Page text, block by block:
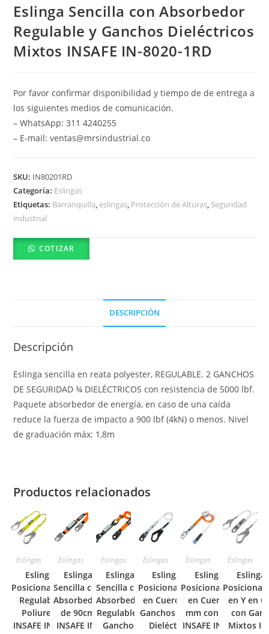
Eslinga Sencilla con Absorbedor
Regulable y Ganchos Dieléctricos
Mixtos INSAFE IN-8020-1RD
Por favor confirmar disponibilidad y tiempo de de entrega a
los siguientes medios de comunicación.
– WhatsApp: 311 4240255
– E-mail: ventas@mrsindustrial.co
SKU: IN80201RD
Categoría: Eslingas
Etiquetas: Barranquilla, eslingas, Protección de Alturas, Seguridad
industrial
COTIZAR
DESCRIPCIÓN
Descripción
Eslinga sencilla en reata polyester, REGULABLE. 2 GANCHOS
DE SEGURIDAD ¾ DIELÉCTRICOS con resistencia de 5000 lbf.
Paquete absorbedor de energía, en caso de una caída
reduce la fuerza de impacto a 900 lbf (4kN) o menos. Nivel
de graduación máx: 1,8m
Productos relacionados
Eslingas
Eslinga de
Posicionamiento
Regulable en
Poliuretano
INSAFE IN-8041-
Eslingas
Eslinga
Sencilla con
Absorbedor
de 90cm
INSAFE IN-
Eslingas
Eslinga
Sencilla con
Absorbedor
Regulable y
Ganchos
Eslingas
Eslinga de
Posicionamiento
en Cuerda con
Ganchos Mixtos
Dieléctricos
Eslingas
Eslinga de
Posicionamiento
en Cuerda 14
mm con Freno
INSAFE IN-8040-
Eslingas
Eslinga
en Y en
con
Mixtos